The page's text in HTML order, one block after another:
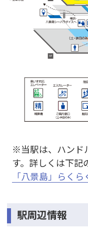
※当駅は、ハンド
す。詳しくは下記
「八景島」らく
駅周辺情報